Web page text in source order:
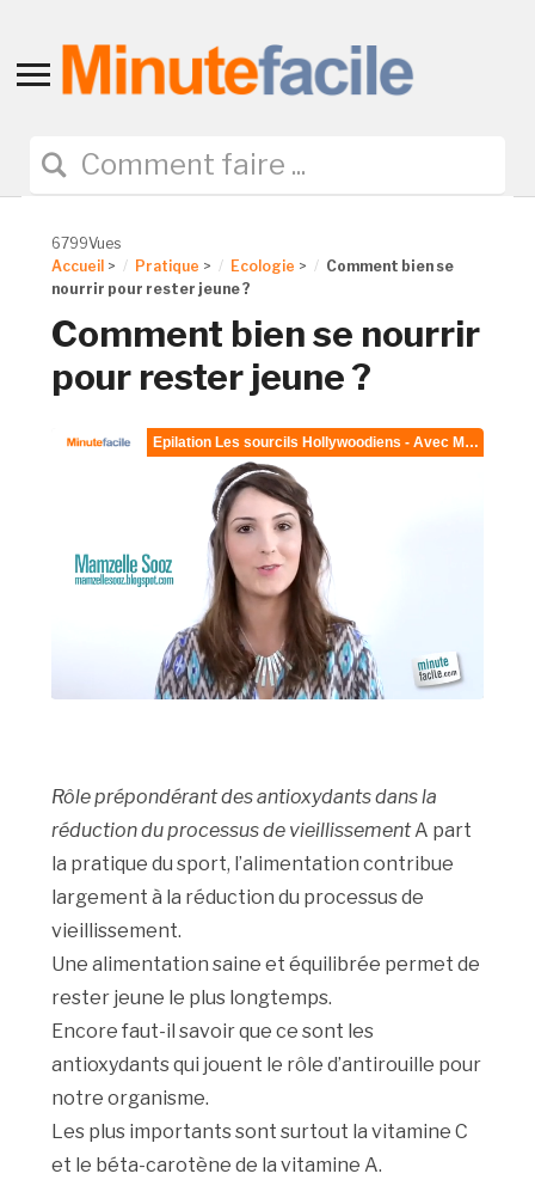
Toggle
navigation
6799Vues
Accueil > Pratique > Ecologie >
Comment bien se
nourrir pour rester jeune ?
Comment bien se nourrir
pour rester jeune ?
Rôle prépondérant des antioxydants dans la
réduction du processus de vieillissementA part
la pratique du sport, l’alimentation contribue
largement à la réduction du processus de
vieillissement.
Une alimentation saine et équilibrée permet de
rester jeune le plus longtemps.
Encore faut-il savoir que ce sont les
antioxydants qui jouent le rôle d’antirouille pour
notre organisme.
Les plus importants sont surtout la vitamine C
et le béta-carotène de la vitamine A.